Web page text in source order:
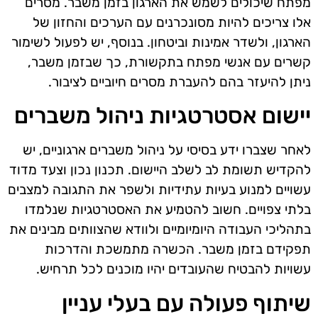
אלו צריכים להיות מסונכרנים עם הערכים והחזון של
הארגון, ולשדר אמינות וביטחון. בנוסף, יש לפעול לשימור
קשרים עם אנשי מפתח בתקשורת, כך שבזמן משבר,
ניתן להיעזר בהם להעברת מסרים חיוביים לציבור.
יישום אסטרטגיות ניהול משברים
לאחר שצברו ידע בסיסי על ניהול משברים ארגוניים, יש
להקדיש תשומת לב לשלב היישום. תכנון נכון וצעד מדוד
עשויים למנוע בעיות עתידיות ולשפר את התגובה למצבים
בלתי צפויים. חשוב להטמיע את האסטרטגיות שנלמדו
בתהליכי העבודה היומיומיים ולוודא שהצוותים מבינים את
תפקידם בזמן משבר. הכשרה מתמשכת והדרכות
עשויות להבטיח שהעובדים יהיו מוכנים לכל תרחיש.
שיתוף פעולה עם בעלי עניין